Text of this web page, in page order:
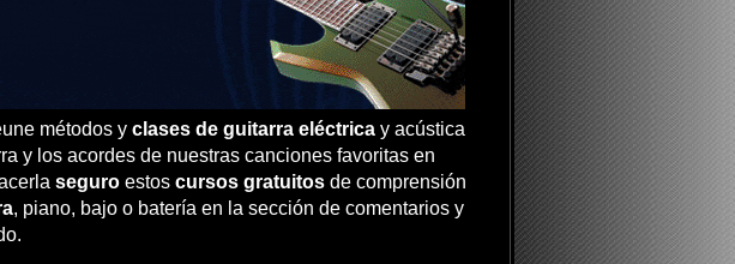
métodos y clases de guitarra eléctricay acústica
y los acordes de nuestras canciones favoritas en
seguroestos cursos gratuitosde comprensión
, piano, bajo o batería en la sección de comentarios y